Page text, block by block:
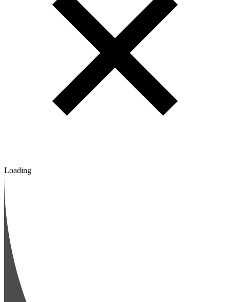
Loading